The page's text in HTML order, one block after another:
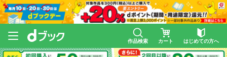
作品検索 カート はじめての方へ